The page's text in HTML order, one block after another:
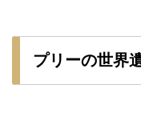
プリーの世界